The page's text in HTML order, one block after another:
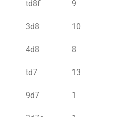
td8f 9
3d8 10
4d8 8
td7 13
9d7 1